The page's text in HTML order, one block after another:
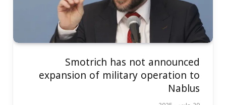
Smotrich has not announced
expansion of military operation to
Nablus